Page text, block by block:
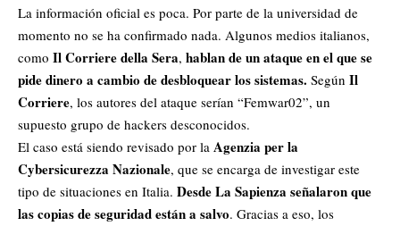
La información oficial es poca. Por parte de la universidad de
momento no se ha confirmado nada. Algunos medios italianos,
como Il Corriere della Sera, hablan de un ataque en el que se
pide dinero a cambio de desbloquear los sistemas. Según Il
Corriere, los autores del ataque serían “Femwar02”, un
supuesto grupo de hackers desconocidos.
El caso está siendo revisado por la Agenzia per la
Cybersicurezza Nazionale, que se encarga de investigar este
tipo de situaciones en Italia. Desde La Sapienza señalaron que
las copias de seguridad están a salvo. Gracias a eso, los